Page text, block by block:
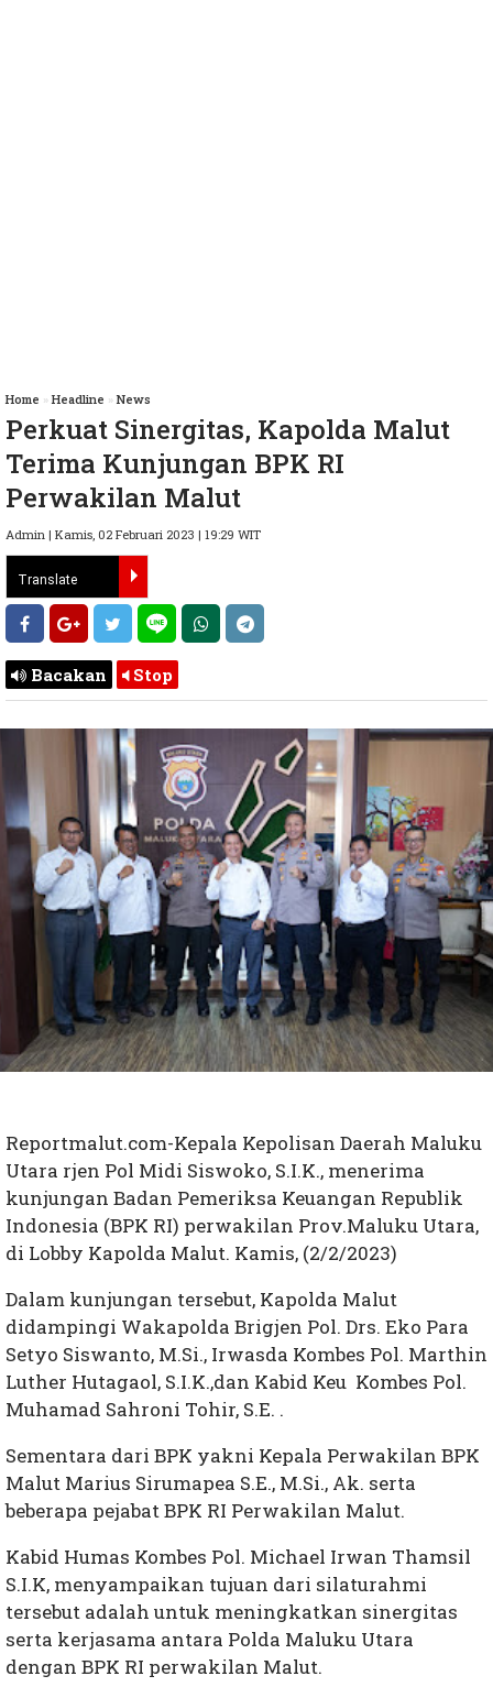
Home » Headline » News
Perkuat Sinergitas, Kapolda Malut
Terima Kunjungan BPK RI
Perwakilan Malut
Admin | Kamis, 02 Februari 2023 | 19:29 WIT
Bacakan Stop
Reportmalut.com-Kepala Kepolisan Daerah Maluku
Utara rjen Pol Midi Siswoko, S.I.K., menerima
kunjungan Badan Pemeriksa Keuangan Republik
Indonesia (BPK RI) perwakilan Prov.Maluku Utara,
di Lobby Kapolda Malut. Kamis, (2/2/2023)
Dalam kunjungan tersebut, Kapolda Malut
didampingi Wakapolda Brigjen Pol. Drs. Eko Para
Setyo Siswanto, M.Si., Irwasda Kombes Pol. Marthin
Luther Hutagaol, S.I.K.,dan Kabid Keu Kombes Pol.
Muhamad Sahroni Tohir, S.E. .
Sementara dari BPK yakni Kepala Perwakilan BPK
Malut Marius Sirumapea S.E., M.Si., Ak. serta
beberapa pejabat BPK RI Perwakilan Malut.
Kabid Humas Kombes Pol. Michael Irwan Thamsil
S.I.K, menyampaikan tujuan dari silaturahmi
tersebut adalah untuk meningkatkan sinergitas
serta kerjasama antara Polda Maluku Utara
dengan BPK RI perwakilan Malut.